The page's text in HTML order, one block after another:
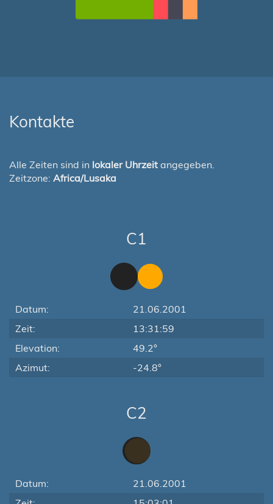
Kontakte
Alle Zeiten sind in lokaler Uhrzeit angegeben.
Zeitzone: Africa/Lusaka
C1
Datum:
21.06.2001
Zeit:
13:31:59
Elevation:
49.2°
Azimut:
-24.8°
C2
Datum:
21.06.2001